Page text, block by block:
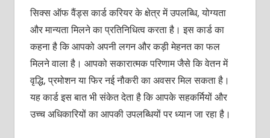
सिक्‍स ऑफ वैंड्स कार्ड करियर के क्षेत्र में उपलब्धि, योग्‍यता
और मान्‍यता मिलने का प्रतिनिधित्‍व करता है। इस कार्ड का
कहना है कि आपको अपनी लगन और कड़ी मेहनत का फल
मिलने वाला है। आपको सकारात्‍मक परिणाम जैसे कि वेतन में
वृद्धि, प्रमोशन या फिर नई नौकरी का अवसर मिल सकता है।
यह कार्ड इस बात भी संकेत देता है कि आपके सहकर्मियों और
उच्‍च अधिकारियों का आपकी उपलब्धियों पर ध्‍यान जा रहा है।